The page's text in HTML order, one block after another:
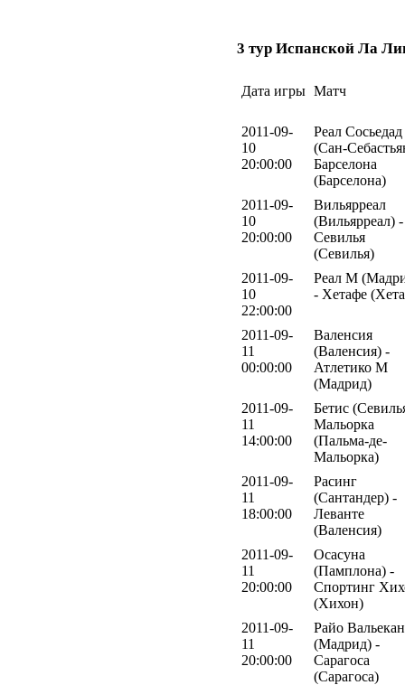
3 тур Испанской Ла
Дата игры Матч
2011-09-
10
20:00:00
Реал Сосьедад
(Сан-
Барселона
(Барселона)
2011-09-
10
20:00:00
Вильярреал
(Вильярреал) -
Севилья
(Севилья)
2011-09-
10
22:00:00
Реал М
- Хетафе
2011-09-
11
00:00:00
Валенсия
(Валенсия) -
Атлетико М
(Мадрид)
2011-09-
11
14:00:00
Бетис
Мальорка
(Пальма-де-
Мальорка)
2011-09-
11
18:00:00
Расинг
(Сантандер) -
Леванте
(Валенсия)
2011-09-
11
20:00:00
Осасуна
(Памплона) -
Спортинг
(Хихон)
2011-09-
11
20:00:00
Райо
(Мадрид) -
Сарагоса
(Сарагоса)